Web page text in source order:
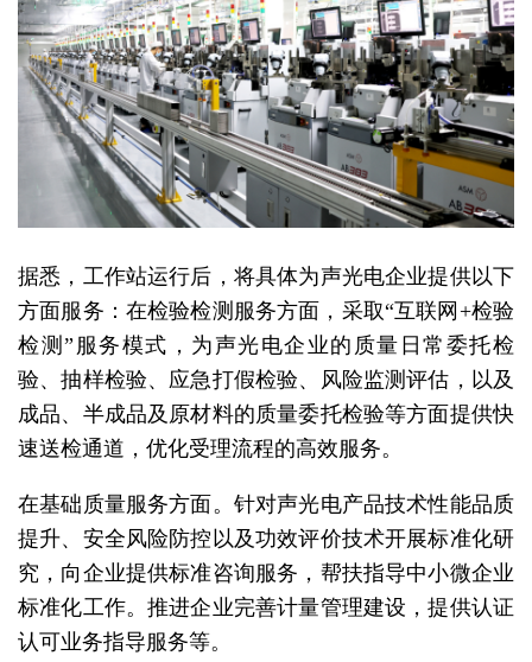
据悉，工作站运行后，将具体为声光电企业提供以下
方面服务：在检验检测服务方面，采取“互联网+检验
检测”服务模式，为声光电企业的质量日常委托检
验、抽样检验、应急打假检验、风险监测评估，以及
成品、半成品及原材料的质量委托检验等方面提供快
速送检通道，优化受理流程的高效服务。
在基础质量服务方面。针对声光电产品技术性能品质
提升、安全风险防控以及功效评价技术开展标准化研
究，向企业提供标准咨询服务，帮扶指导中小微企业
标准化工作。推进企业完善计量管理建设，提供认证
认可业务指导服务等。